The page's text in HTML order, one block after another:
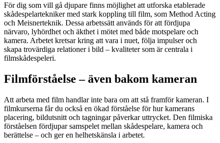
För dig som vill gå djupare finns möjlighet att utforska etablerade
skådespelartekniker med stark koppling till film, som Method Acting
och Meisnerteknik. Dessa arbetssätt används för att fördjupa
närvaro, lyhördhet och äkthet i mötet med både motspelare och
kamera. Arbetet kretsar kring att vara i nuet, följa impulser och
skapa trovärdiga relationer i bild – kvaliteter som är centrala i
filmskådespeleri.
Filmförståelse – även bakom kameran
Att arbeta med film handlar inte bara om att stå framför kameran. I
filmkurserna får du också en ökad förståelse för hur kamerans
placering, bildutsnitt och tagningar påverkar uttrycket. Den filmiska
förståelsen fördjupar samspelet mellan skådespelare, kamera och
berättelse – och ger en helhetskänsla i arbetet.